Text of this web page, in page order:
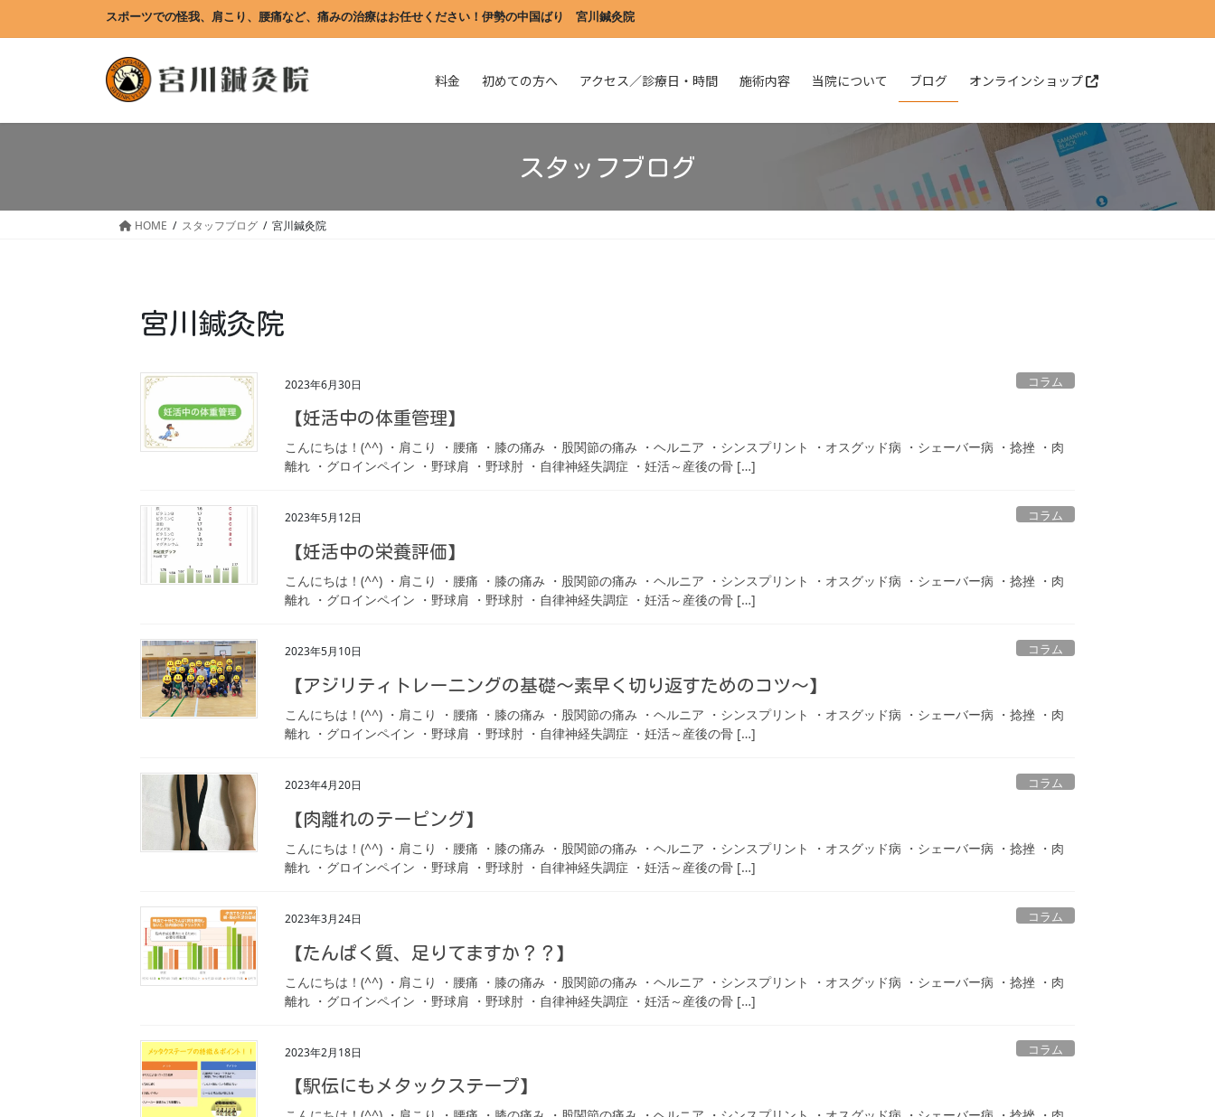
に
ョ
スポーツでの怪我、肩こり、腰痛など、痛みの治療はお任せください！伊勢の中国ばり　宮川鍼灸院
料金 初めての方へ アクセス／診療日・時間 施術内容 当院について ブログ オンラインショップ
スタッフブログ
HOME スタッフブログ 宮川鍼灸院
宮川鍼灸院
2023年6月30日 コラム
【妊活中の体重管理】
こんにちは！(^^) ・肩こり ・腰痛 ・膝の痛み ・股関節の痛み ・ヘルニア ・シンスプリント ・オスグッド病 ・シェーバー病 ・捻挫 ・肉
離れ ・グロインペイン ・野球肩 ・野球肘 ・自律神経失調症 ・妊活～産後の骨 […]
2023年5月12日 コラム
【妊活中の栄養評価】
こんにちは！(^^) ・肩こり ・腰痛 ・膝の痛み ・股関節の痛み ・ヘルニア ・シンスプリント ・オスグッド病 ・シェーバー病 ・捻挫 ・肉
離れ ・グロインペイン ・野球肩 ・野球肘 ・自律神経失調症 ・妊活～産後の骨 […]
2023年5月10日 コラム
【アジリティトレーニングの基礎〜素早く切り返すためのコツ〜】
こんにちは！(^^) ・肩こり ・腰痛 ・膝の痛み ・股関節の痛み ・ヘルニア ・シンスプリント ・オスグッド病 ・シェーバー病 ・捻挫 ・肉
離れ ・グロインペイン ・野球肩 ・野球肘 ・自律神経失調症 ・妊活～産後の骨 […]
2023年4月20日 コラム
【肉離れのテーピング】
こんにちは！(^^) ・肩こり ・腰痛 ・膝の痛み ・股関節の痛み ・ヘルニア ・シンスプリント ・オスグッド病 ・シェーバー病 ・捻挫 ・肉
離れ ・グロインペイン ・野球肩 ・野球肘 ・自律神経失調症 ・妊活～産後の骨 […]
2023年3月24日 コラム
【たんぱく質、足りてますか？？】
こんにちは！(^^) ・肩こり ・腰痛 ・膝の痛み ・股関節の痛み ・ヘルニア ・シンスプリント ・オスグッド病 ・シェーバー病 ・捻挫 ・肉
離れ ・グロインペイン ・野球肩 ・野球肘 ・自律神経失調症 ・妊活～産後の骨 […]
2023年2月18日 コラム
【駅伝にもメタックステープ】